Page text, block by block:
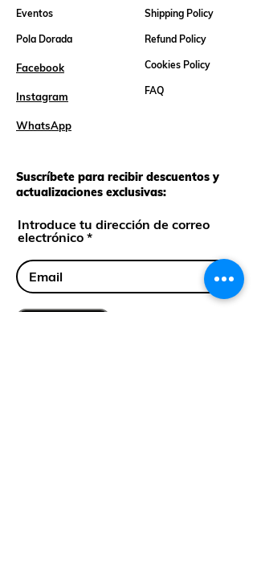
Eventos
Pola Dorada
Facebook
Instagram
WhatsApp
Suscríbete para recibir descuentos y
actualizaciones exclusivas:
Introduce tu dirección de correo
electrónico
Shipping Policy
Refund Policy
Cookies Policy
FAQ